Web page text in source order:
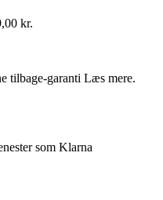
kr.
tilbage-garanti Læs mere.
som Klarna